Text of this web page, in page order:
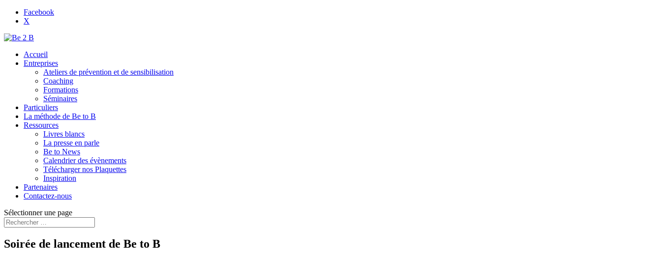
Facebook
X
Accueil
Entreprises
Ateliers de prévention et de sensibilisation
Coaching
Formations
Séminaires
Particuliers
La méthode de Be to B
Ressources
Livres blancs
La presse en parle
Be to News
Calendrier des évènements
Télécharger nos Plaquettes
Inspiration
Partenaires
Contactez-nous
Sélectionner une page
Soirée de lancement de Be to B